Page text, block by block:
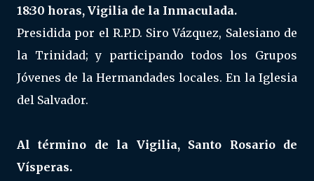
18:30 horas, Vigilia de la Inmaculada.
Presidida por el R.P.D. Siro Vázquez, Salesiano de
la Trinidad; y participando todos los Grupos
Jóvenes de la Hermandades locales. En la Iglesia
del Salvador.
Al término de la Vigilia, Santo Rosario de
Vísperas.